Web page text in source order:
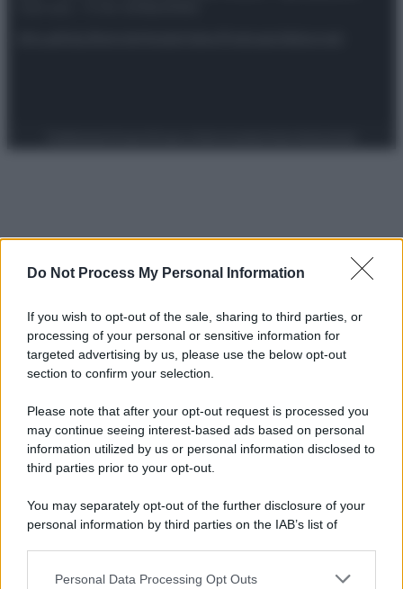
Do Not Process My Personal Information
If you wish to opt-out of the sale, sharing to third parties, or
processing of your personal or sensitive information for
targeted advertising by us, please use the below opt-out
section to confirm your selection.
Please note that after your opt-out request is processed you
may continue seeing interest-based ads based on personal
information utilized by us or personal information disclosed to
third parties prior to your opt-out.
You may separately opt-out of the further disclosure of your
personal information by third parties on the IAB’s list of
This information may also be disclosed by us to third parties
Personal Data Processing Opt Outs